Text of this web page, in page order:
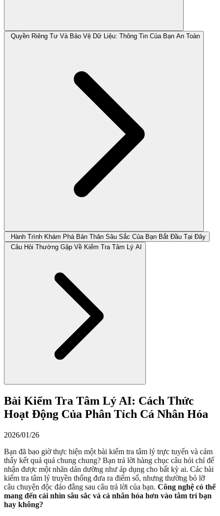
Quyền Riêng Tư Và Bảo Vệ Dữ Liệu: Thông Tin Của Bạn An Toàn
Hành Trình Khám Phá Bản Thân Sâu Sắc Của Bạn Bắt Đầu Tại Đây
Câu Hỏi Thường Gặp Về Kiểm Tra Tâm Lý AI
Bài Kiểm Tra Tâm Lý AI: Cách Thức
Hoạt Động Của Phân Tích Cá Nhân Hóa
2026/01/26
Bạn đã bao giờ thực hiện một bài kiểm tra tâm lý trực tuyến và cảm
thấy kết quả quá chung chung? Bạn trả lời hàng chục câu hỏi chỉ để
nhận được một nhãn dán dường như áp dụng cho bất kỳ ai. Các bài
kiểm tra tâm lý truyền thống đưa ra điểm số, nhưng thường bỏ lỡ
câu chuyện độc đáo đằng sau câu trả lời của bạn. Công nghệ có thể
mang đến cái nhìn sâu sắc và cá nhân hóa hơn vào tâm trí bạn
hay không?